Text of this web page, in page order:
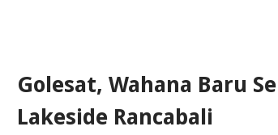
Golesat, Wahana Baru
Lakeside Rancabali